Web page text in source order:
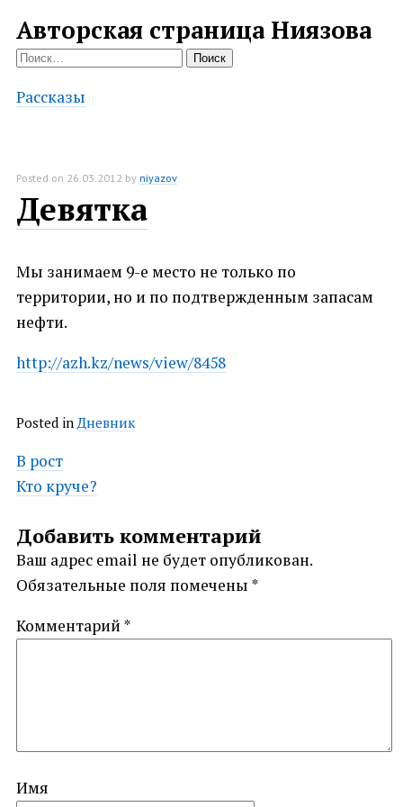
Авторская страница Ниязова
Найти:
Рассказы
Posted on 26.03.2012 byniyazov
Девятка
Мы занимаем 9-е место не только по
территории, но и по подтвержденным запасам
нефти.
http://azh.kz/news/view/8458
Posted in Дневник
Post
navigation
В рост
Кто круче?
Добавить комментарий
Ваш адрес email не будет опубликован.
Обязательные поля помечены *
Комментарий *
Имя